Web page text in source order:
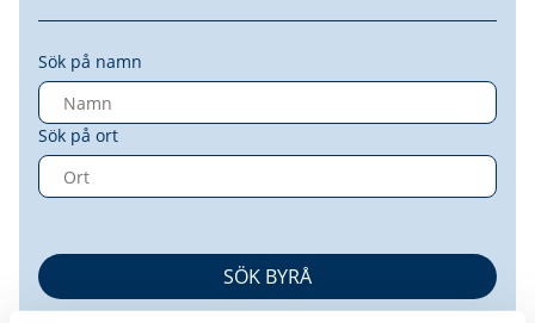
Sök på namn
Sök på ort